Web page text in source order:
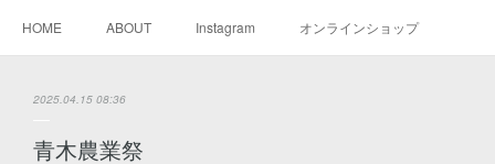
HOME ABOUT Instagram オンラインショップ
2025.04.15 08:36
青木農業祭